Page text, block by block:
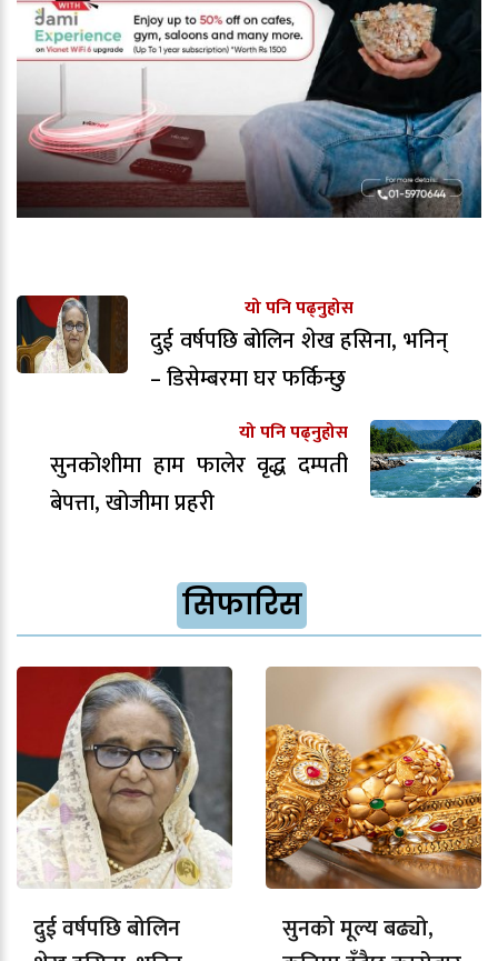
यो पनि पढ्नुहोस
दुई वर्षपछि बोलिन शेख हसिना, भनिन्
– डिसेम्बरमा घर फर्किन्छु
यो पनि पढ्नुहोस
सुनकोशीमा हाम फालेर वृद्ध दम्पती
बेपत्ता, खोजीमा प्रहरी
सिफारिस
दुई वर्षपछि बोलिन
सुनको मूल्य बढ्यो,